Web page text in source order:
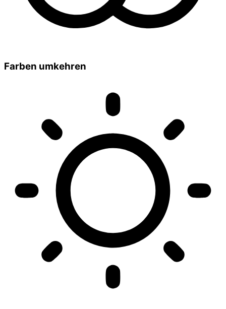
Farben umkehren